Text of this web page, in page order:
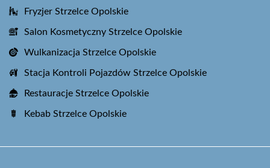
Fryzjer Strzelce Opolskie
Salon Kosmetyczny Strzelce Opolskie
Wulkanizacja Strzelce Opolskie
Stacja Kontroli Pojazdów Strzelce Opolskie
Restauracje Strzelce Opolskie
Kebab Strzelce Opolskie